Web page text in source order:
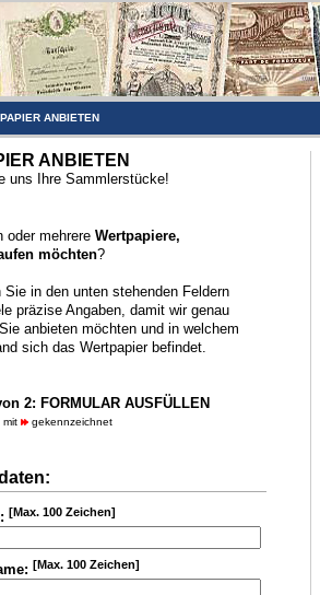
ANBIETEN
ANBIETEN
uns Ihre Sammlerstücke!
oder mehrere Wertpapiere,
möchten?
Sie in den unten stehenden Feldern
präzise Angaben, damit wir genau
anbieten möchten und in welchem
sich das Wertpapier befindet.
2: FORMULAR AUSFÜLLEN
mit gekennzeichnet
[Max. 100 Zeichen]
[Max. 100 Zeichen]